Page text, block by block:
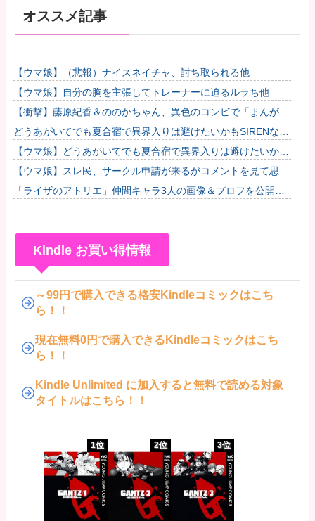
オススメ記事
【ウマ娘】（悲報）ナイスネイチャ、討ち取られる他
【ウマ娘】自分の胸を主張してトレーナーに迫るルラち他
【衝撃】藤原紀香＆ののかちゃん、異色のコンビで「まんが日
本昔ばなし」を舞台化してしまう
どうあがいてでも夏合宿で異界入りは避けたいかもSIRENなゴ
ルシちゃん達
【ウマ娘】どうあがいてでも夏合宿で異界入りは避けたいかも
SIRENなゴルシちゃん達
【ウマ娘】スレ民、サークル申請が来るがコメントを見て思わ
ず拒否してしまう
「ライザのアトリエ」仲間キャラ3人の画像＆プロフを公開！
Kindle お買い得情報
～99円で購入できる格安Kindleコミックはこち
ら！！
現在無料0円で購入できるKindleコミックはこち
ら！！
Kindle Unlimited に加入すると無料で読める対象
タイトルはこちら！！
1位 2位 3位